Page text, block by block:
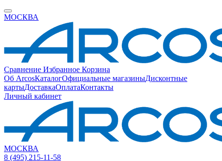
МОСКВА
Сравнение Избранное Корзина
Об ArcosКаталогОфициальные магазиныДисконтные
картыДоставкаОплатаКонтакты
Личный кабинет
МОСКВА
8 (495) 215-11-58